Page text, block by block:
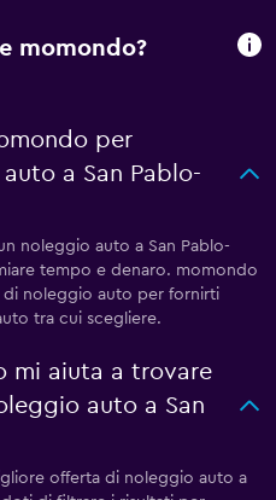
momondo?
per
a San Pablo-
noleggio auto a San Pablo-
tempo e denaro. momondo
di noleggio auto per fornirti
tra cui scegliere.
mi aiuta a trovare
auto a San
offerta di noleggio auto a